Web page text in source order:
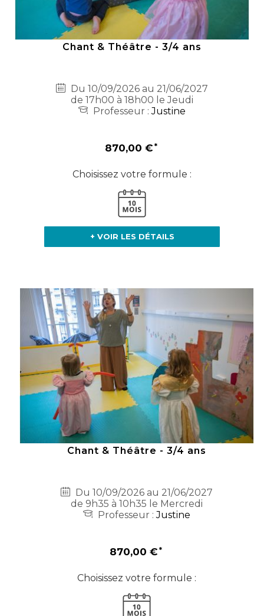
Chant & Théâtre - 3/4 ans
Du 10/09/2026 au 21/06/2027
de 17h00 à 18h00 le Jeudi
Professeur :Justine
870,00 €
Choisissez votre formule :
+ VOIR LES DÉTAILS
Chant & Théâtre - 3/4 ans
Du 10/09/2026 au 21/06/2027
de 9h35 à 10h35 le Mercredi
Professeur :Justine
870,00 €
Choisissez votre formule :